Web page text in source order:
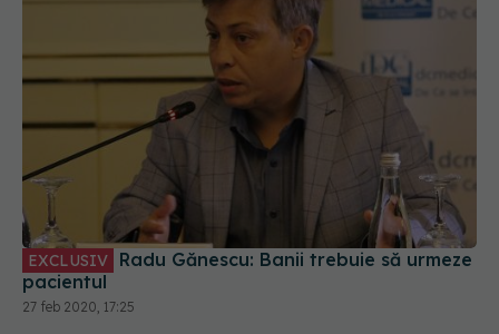
EXCLUSIV
pacientul
27 feb 2020, 17:25